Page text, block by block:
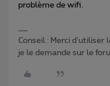
problème de wifi.
Conseil : Merci d'utiliser
je le demande sur le